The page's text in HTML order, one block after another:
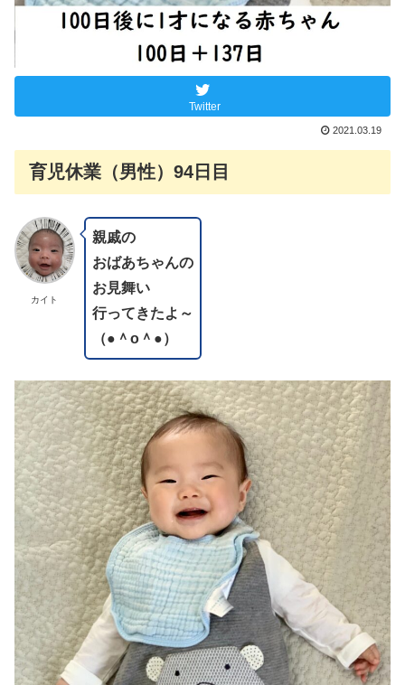
Twitter
2021.03.19
育児休業（男性）94日目
カイト
親戚の
おばあちゃんの
お見舞い
行ってきたよ～
（●＾o＾●）